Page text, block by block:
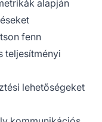
alapján
fenn
teljesítményi
lehetőségeket